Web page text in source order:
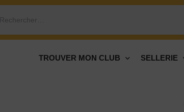
Rechercher…
TROUVER MON CLUB SELLERIE